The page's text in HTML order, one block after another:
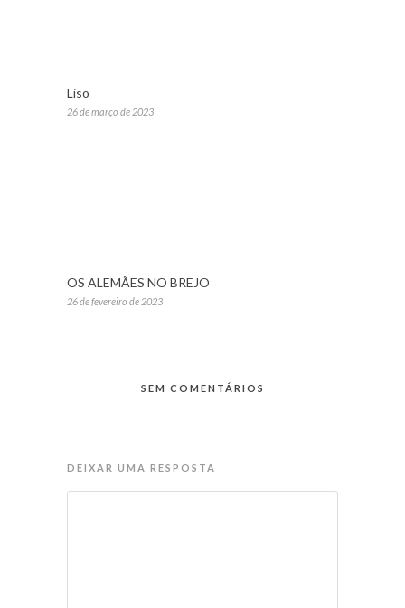
Liso
26 de março de 2023
OS ALEMÃES NO BREJO
26 de fevereiro de 2023
SEM COMENTÁRIOS
DEIXAR UMA RESPOSTA